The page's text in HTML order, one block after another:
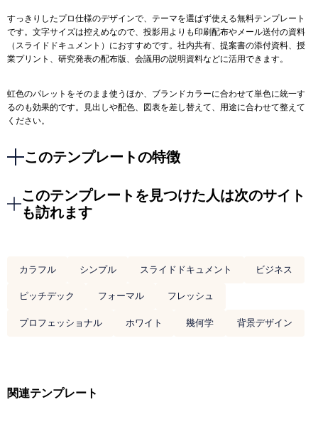
すっきりしたプロ仕様のデザインで、テーマを選ばず使える無料テンプレート
です。文字サイズは控えめなので、投影用よりも印刷配布やメール送付の資料
（スライドドキュメント）におすすめです。社内共有、提案書の添付資料、授
業プリント、研究発表の配布版、会議用の説明資料などに活用できます。
虹色のパレットをそのまま使うほか、ブランドカラーに合わせて単色に統一す
るのも効果的です。見出しや配色、図表を差し替えて、用途に合わせて整えて
ください。
このテンプレートの特徴
このテンプレートを見つけた人は次のサイト
も訪れます
カラフル シンプル スライドドキュメント
ビジネス
ピッチデック
フォーマル
フレッシュ
プロフェッショナル
ホワイト 幾何学 背景デザイン
関連テンプレート